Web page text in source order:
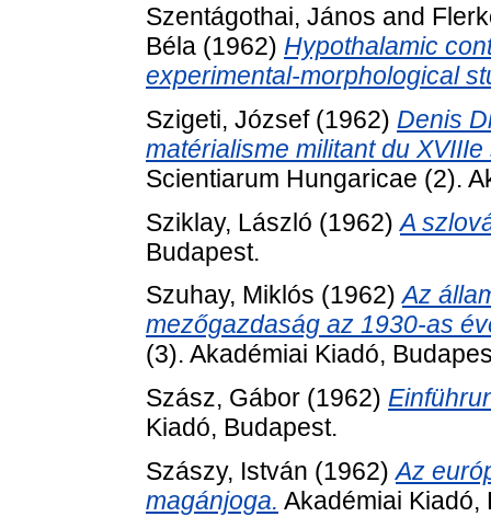
Szentágothai, János and
Béla (1962) Hypothalamic
experimental-morphological
Szigeti, József(1962) Denis
matérialisme militant du XVIIIe
Scientiarum Hungaricae (2).
Sziklay, László (1962)A
Budapest.
Szuhay, Miklós (1962)Az
mezőgazdaság az 1930-as
(3). Akadémiai Kiadó,
Szász, Gábor (1962)
Kiadó, Budapest.
Szászy, István (1962)Az
magánjoga. Akadémiai Kiadó,